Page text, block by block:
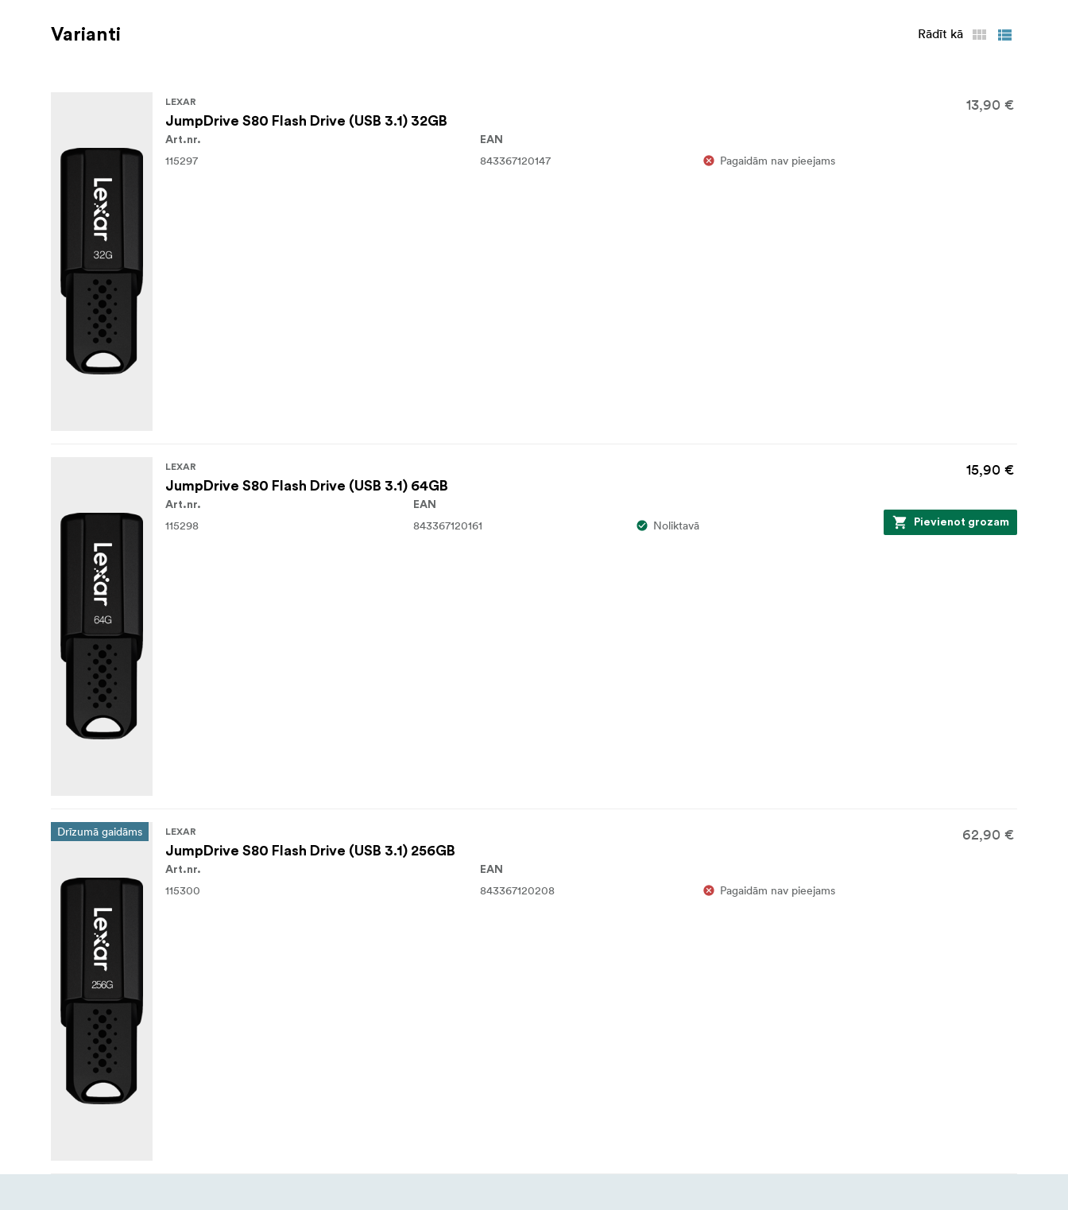
Varianti Rādīt kā
LEXAR
JumpDrive S80 Flash Drive (USB 3.1) 32GB
13,90 €
Art.nr.
115297
EAN
843367120147 Pagaidām nav pieejams
LEXAR
JumpDrive S80 Flash Drive (USB 3.1) 64GB
15,90 €
Art.nr.
115298
EAN
843367120161 Noliktavā Pievienot grozam
Drīzumā gaidāms LEXAR
JumpDrive S80 Flash Drive (USB 3.1) 256GB
62,90 €
Art.nr.
115300
EAN
843367120208 Pagaidām nav pieejams